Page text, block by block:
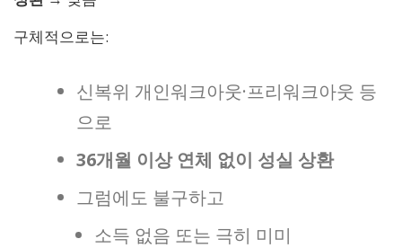
구체적으로는:
신복위 개인워크아웃·프리워크아웃 등
으로
36개월 이상 연체 없이 성실 상환
그럼에도 불구하고
소득 없음 또는 극히 미미